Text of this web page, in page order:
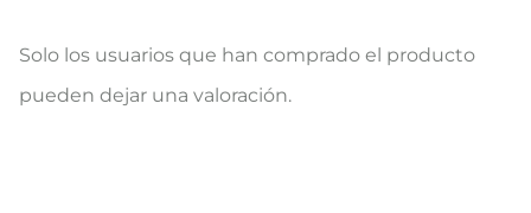
V
a
Solo los usuarios que han comprado el producto
pueden dejar una valoración.